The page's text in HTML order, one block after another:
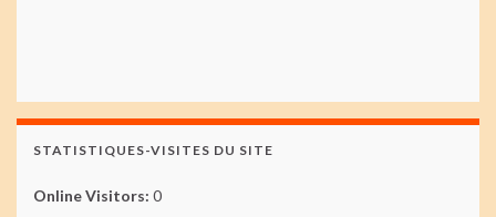
STATISTIQUES-VISITES DU SITE
Online Visitors: 0